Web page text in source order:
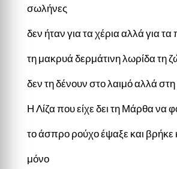
σωλήνες
δεν ήταν για τα χέρια αλλά για
τη μακρυά δερμάτινη λωρίδα τη
δεν τη δένουν στο λαιμό αλλά
Η Λίζα που είχε δει τη Μάρθα να
το άσπρο ρούχο έψαξε και βρήκε
μόνο